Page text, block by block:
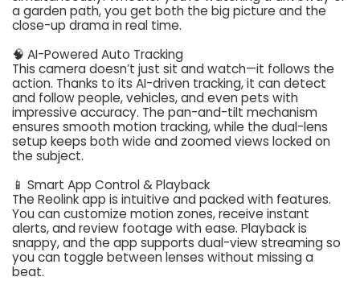
a garden path, you get both the big picture and the
close-up drama in real time.
🧠 AI-Powered Auto Tracking
This camera doesn’t just sit and watch—it follows the
action. Thanks to its AI-driven tracking, it can detect
and follow people, vehicles, and even pets with
impressive accuracy. The pan-and-tilt mechanism
ensures smooth motion tracking, while the dual-lens
setup keeps both wide and zoomed views locked on
the subject.
📱 Smart App Control & Playback
The Reolink app is intuitive and packed with features.
You can customize motion zones, receive instant
alerts, and review footage with ease. Playback is
snappy, and the app supports dual-view streaming so
you can toggle between lenses without missing a
beat.